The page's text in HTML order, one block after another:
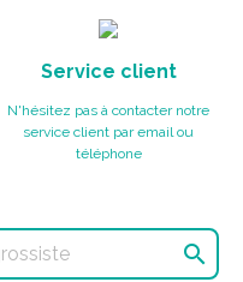
Service client
N'hésitez pas à contacter notre
service client par email ou
téléphone
